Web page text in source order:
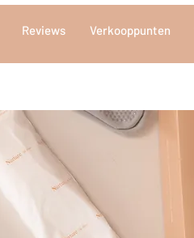
Reviews Verkooppunten